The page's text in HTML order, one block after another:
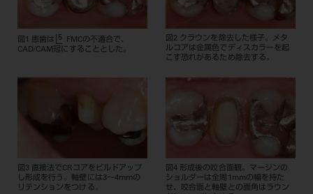
図1 患歯は 5
FMCの不適合で、
CAD/CAM冠にすることとした。
図2 クラウンを除去した様子。メタ
ルコアは金属色でディスカラーを起
こす恐れがあるため除去する。
図3 直接法でCRコアをビルドアップ
し形成を行う。軸壁には3〜4mmの
リテンションをつける。
図4 形成後の咬合面観。マージンの
ショルダーは全周1mmの幅を持た
せ、咬合面と軸壁との面角はラウン